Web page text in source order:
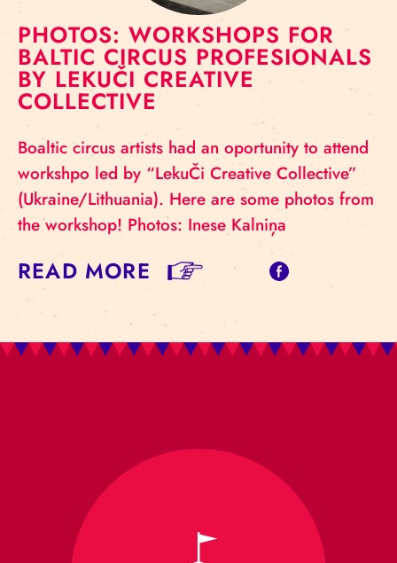
PHOTOS: WORKSHOPS FOR
BALTIC CIRCUS PROFESIONALS
BY LEKUČI CREATIVE
COLLECTIVE
Boaltic circus artists had an oportunity to attend
workshpo led by “LekuČi Creative Collective”
(Ukraine/Lithuania). Here are some photos from
the workshop! Photos: Inese Kalniņa
READ MORE